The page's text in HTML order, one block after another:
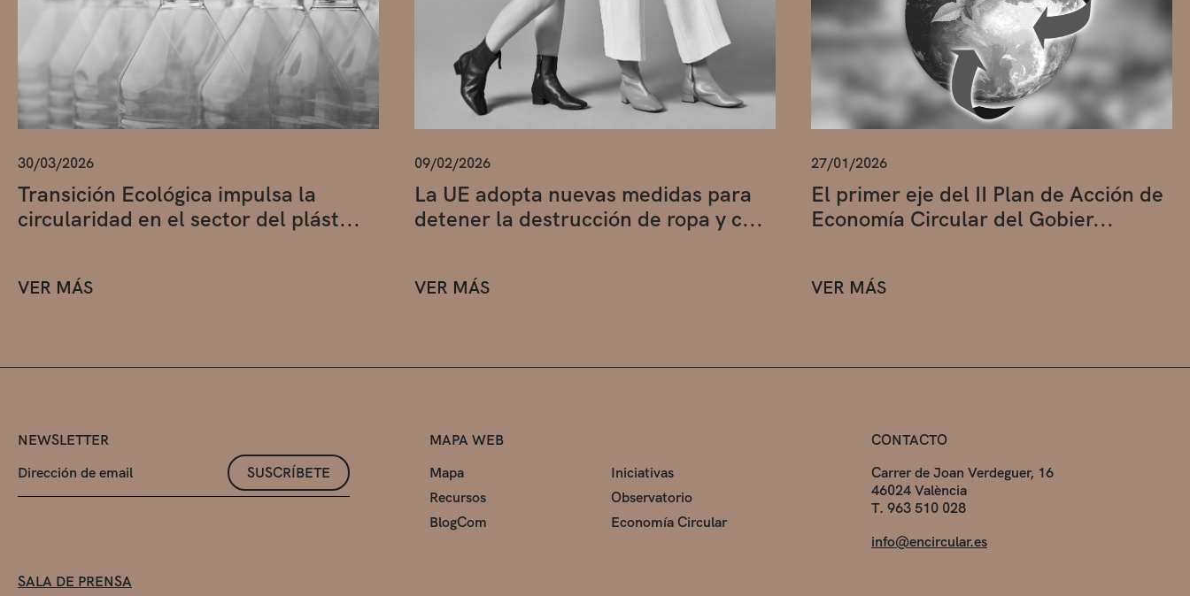
30/03/2026
Transición Ecológica impulsa la
circularidad en el sector del plást...
VER MÁS
09/02/2026
La UE adopta nuevas medidas para
detener la destrucción de ropa y c...
VER MÁS
27/01/2026
El primer eje del II Plan de Acción de
Economía Circular del Gobier...
VER MÁS
NEWSLETTER
SUSCRÍBETE
SALA DE PRENSA
MAPA WEB
Mapa
Iniciativas
Recursos
Observatorio
BlogCom
Economía Circular
CONTACTO
Carrer de Joan Verdeguer, 16
46024 València
T. 963 510 028
info@encircular.es